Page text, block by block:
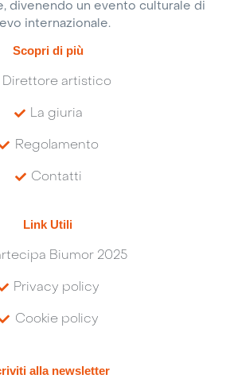
divenendo un evento culturale di
internazionale.
Scopri di più
Direttore artistico
La giuria
Regolamento
Contatti
Link Utili
Biumor 2025
Privacy policy
Cookie policy
alla newsletter